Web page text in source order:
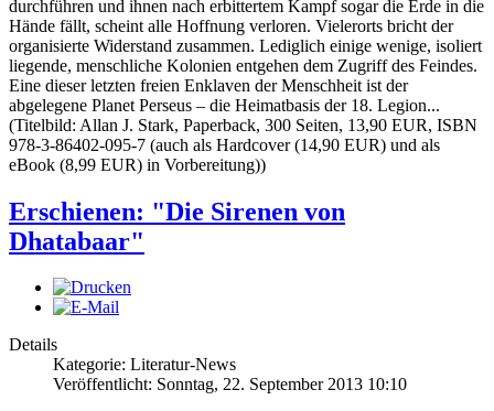
durchführen und ihnen nach erbittertem Kampf sogar die Erde in die
Hände fällt, scheint alle Hoffnung verloren. Vielerorts bricht der
organisierte Widerstand zusammen. Lediglich einige wenige, isoliert
liegende, menschliche Kolonien entgehen dem Zugriff des Feindes.
Eine dieser letzten freien Enklaven der Menschheit ist der
abgelegene Planet Perseus – die Heimatbasis der 18. Legion...
(Titelbild: Allan J. Stark, Paperback, 300 Seiten, 13,90 EUR, ISBN
978-3-86402-095-7 (auch als Hardcover (14,90 EUR) und als
eBook (8,99 EUR) in Vorbereitung))
Erschienen: "Die Sirenen von
Dhatabaar"
Details
Kategorie: Literatur-News
Veröffentlicht: Sonntag, 22. September 2013 10:10